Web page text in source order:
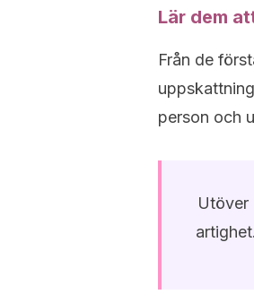
Lär dem
Från de
person och
Utöver